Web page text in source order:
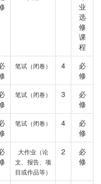
业
选
修
课
程
笔试（闭卷） 4
必
修
笔试（闭卷） 3
必
修
笔试（闭卷） 4
必
修
大作业（论
文、报告、项
目或作品等）
2
必
修